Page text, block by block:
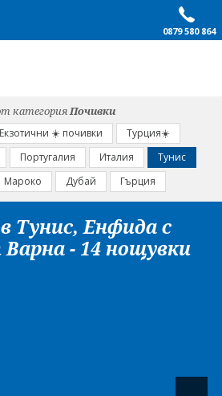
0879 580 864
Условия за записване
Документи
категорияПочивки
Екзотични ☀️ почивки
Турция☀️
Португалия Италия
Тунис
Мароко Дубай Гърция
Тунис, Енфида с
- 14 нощувки